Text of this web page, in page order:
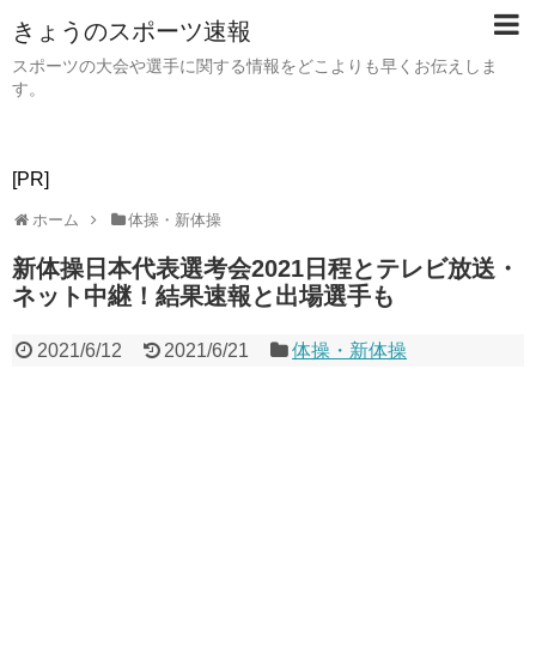
きょうのスポーツ速報
スポーツの大会や選手に関する情報をどこよりも早くお伝えしま
す。
[PR]
ホーム 体操・新体操
新体操日本代表選考会2021日程とテレビ放送・
ネット中継！結果速報と出場選手も
2021/6/12 2021/6/21 体操・新体操